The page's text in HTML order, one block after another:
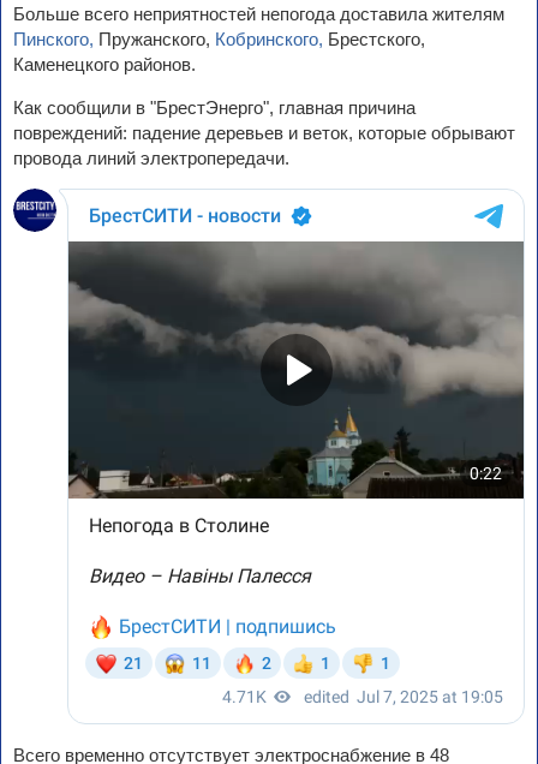
Больше всего неприятностей непогода доставила жителям
Пинского, Пружанского, Кобринского, Брестского,
Каменецкого районов.
Как сообщили в "БрестЭнерго", главная причина
повреждений: падение деревьев и веток, которые обрывают
провода линий электропередачи.
Всего временно отсутствует электроснабжение в 48